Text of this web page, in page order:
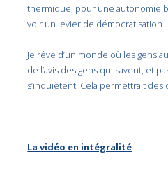
thermique, pour une autonomie
voir un levier de démocratisation.
Je rêve d’un monde où les gens
de l’avis des gens qui savent, et
s’inquiètent. Cela permettrait des
La vidéo en intégralité